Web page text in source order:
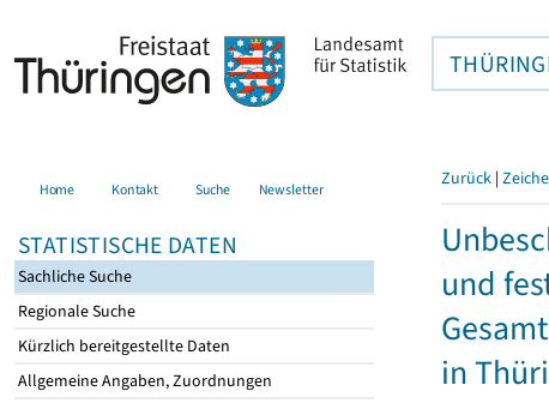
Home Kontakt Suche Newsletter
STATISTISCHE DATEN
Sachliche Suche
Regionale Suche
Kürzlich bereitgestellte Daten
Allgemeine Angaben, Zuordnungen
Zurück |
und
in